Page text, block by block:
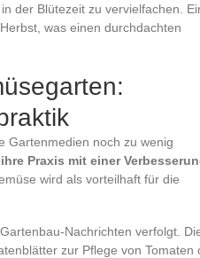
der Blütezeit zu vervielfachen.
was einen durchdachten
Gartenmedien noch zu wenig
Praxis mit einer
wird als vorteilhaft für die
Nachrichten verfolgt.
zur Pflege von Tomaten